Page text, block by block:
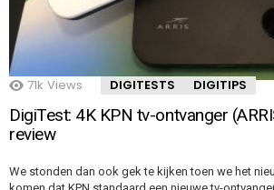
71k Views DIGITESTS DIGITIPS
DigiTest: 4K KPN tv-ontvanger
review
We stonden dan ook gek te kijken toen we het